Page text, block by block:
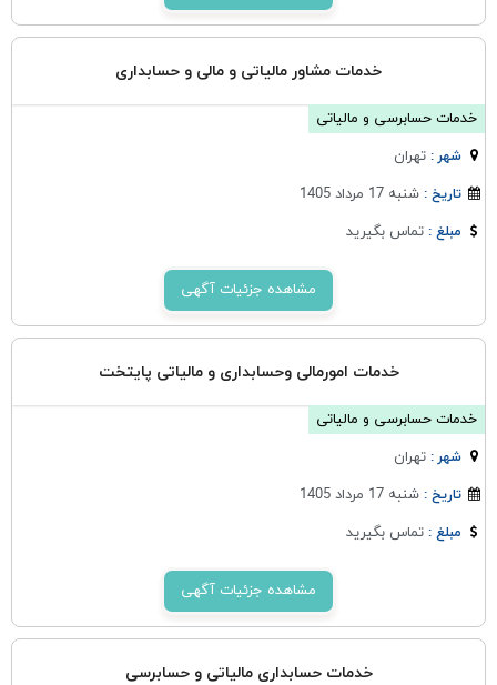
خدمات مشاور مالیاتی و مالی و حسابداری
خدمات حسابرسی و مالیاتی
شهر :تهران
تاریخ :شنبه 17 مرداد 1405
مبلغ :تماس بگیرید
مشاهده جزئیات آگهی
خدمات امورمالی وحسابداری و مالیاتی پایتخت
خدمات حسابرسی و مالیاتی
شهر :تهران
تاریخ :شنبه 17 مرداد 1405
مبلغ :تماس بگیرید
مشاهده جزئیات آگهی
خدمات حسابداری مالیاتی و حسابرسی